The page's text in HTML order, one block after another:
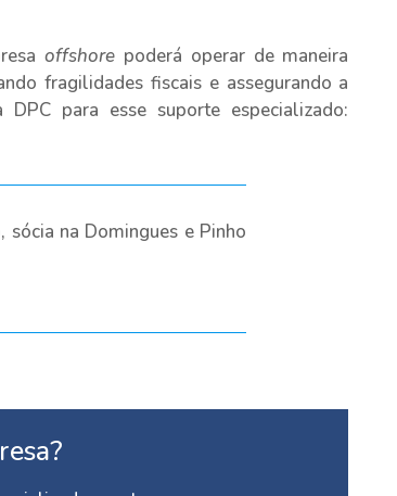
offshorepoderá operar de maneira
fragilidades fiscais e assegurando a
para esse suporte especializado:
sócia na Domingues e Pinho